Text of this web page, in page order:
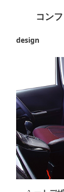
コン
design